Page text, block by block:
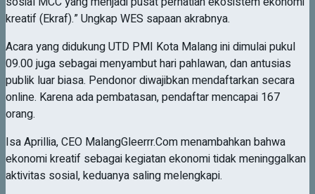
kreatif (Ekraf).” Ungkap WES sapaan akrabnya.
Acara yang didukung UTD PMI Kota Malang ini dimulai pukul
09.00 juga sebagai menyambut hari pahlawan, dan antusias
publik luar biasa. Pendonor diwajibkan mendaftarkan secara
online. Karena ada pembatasan, pendaftar mencapai 167
orang.
Isa Aprillia, CEO MalangGleerrr.Com menambahkan bahwa
ekonomi kreatif sebagai kegiatan ekonomi tidak meninggalkan
aktivitas sosial, keduanya saling melengkapi.